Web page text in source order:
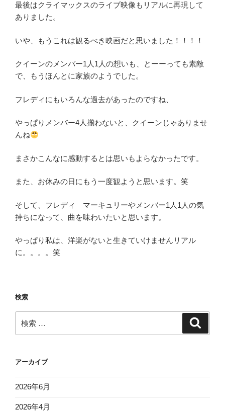
最後はクライマックスのライブ映像もリアルに再現して
ありました。
いや、もうこれは観るべき映画だと思いました！！！！
クイーンのメンバー1人1人の想いも、とーーっても素敵
で、もうほんとに家族のようでした。
フレディにもいろんな過去があったのですね、
やっぱりメンバー4人揃わないと、クイーンじゃありませ
んね
まさかこんなに感動するとは思いもよらなかったです。
また、お休みの日にもう一度観ようと思います。笑
そして、フレディ マーキュリーやメンバー1人1人の気
持ちになって、曲を味わいたいと思います。
やっぱり私は、洋楽がないと生きていけませんリアル
に。。。。笑
検索
索:
アーカイブ
2026年6月
2026年4月